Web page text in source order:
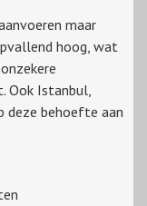
maar
hoog, wat
Ook Istanbul,
deze behoefte aan